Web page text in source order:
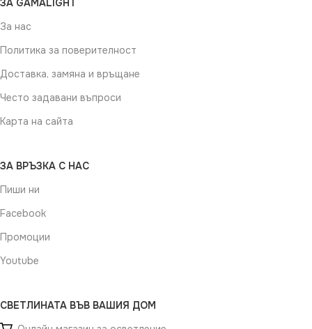
ЗА GAMALIGHT
За нас
Политика за поверителност
Доставка, замяна и връщане
Често задавани въпроси
Карта на сайта
ЗА ВРЪЗКА С НАС
Пиши ни
Facebook
Промоции
Youtube
СВЕТЛИНАТА ВЪВ ВАШИЯ ДОМ